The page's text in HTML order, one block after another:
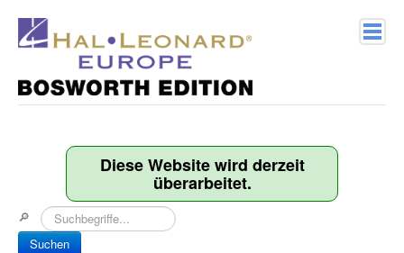
Verlagsprofil
Kontakt
Diese Website wird derzeit
überarbeitet.
🔎
Suchen